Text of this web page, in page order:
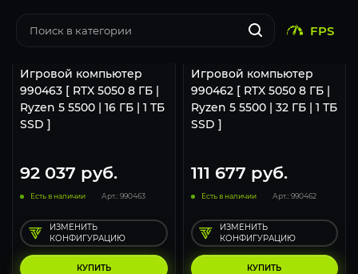
FPS
1920x1080 (FHD) 2560x1440 (2K) 3840x2160 (4K)
Игровой компьютер
990463 [ RTX 5050 8 ГБ |
Ryzen 5 5500 | 16 ГБ | 1 ТБ
SSD ]
92 037 руб.
Есть в наличии Арт.: 990463
КУПИТЬ
ИЗМЕНИТЬ
КОНФИГУРАЦИЮ
1920x1080 (FHD) 2560x1440 (2K)
Игровой компьютер
990462 [ RTX 5050 8 ГБ |
Ryzen 5 5500 | 32 ГБ | 1 ТБ
SSD ]
111 677 руб.
Есть в наличии Арт.: 990462
КУПИТЬ
ИЗМЕНИТЬ
КОНФИГУРАЦИЮ